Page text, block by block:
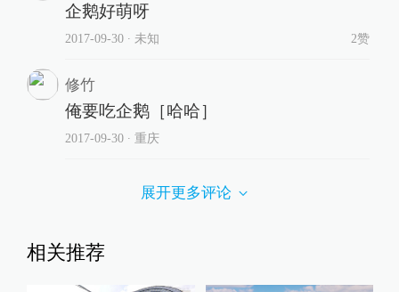
企鹅好萌呀
2017-09-30∙ 未知 2赞
修竹
俺要吃企鹅［哈哈］
2017-09-30∙ 重庆
展开更多评论
相关推荐